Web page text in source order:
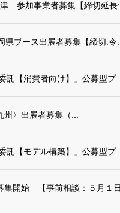
ブース出展者募集【締切:令...
「令和8年度 食のアップサイクル商品普及啓発事業業務委託【消費者向け】」公募型プロポー...
〉出展者募集（...
「令和8年度 食のアップサイクル商品出口戦略強化業務委託【モデル構築】」公募型プロポー...